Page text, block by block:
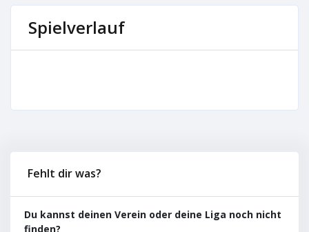
Spielverlauf
Fehlt dir was?
Du kannst deinen Verein oder deine Liga noch nicht
finden?